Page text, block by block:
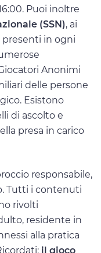
Puoi inoltre
(SSN), ai
presenti in ogni
Anonimi
delle persone
Esistono
di ascolto e
presa in carico
responsabile,
Tutti i contenuti
rivolti
residente in
alla pratica
il gioco